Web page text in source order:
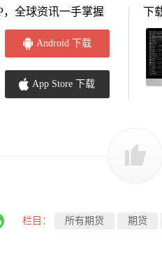
，全球资讯一手掌握
Android 下载
App Store 下载
下
栏目： 所有期货 期货